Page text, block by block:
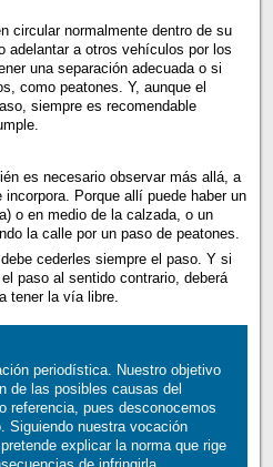
circular normalmente dentro de su
adelantar a otros vehículos por los
una separación adecuada o si
como peatones. Y, aunque el
siempre es recomendable
es necesario observar más allá, a
Porque allí puede haber un
o en medio de la calzada, o un
la calle por un paso de peatones.
cederles siempre el paso. Y si
paso al sentido contrario, deberá
tener la vía libre.
periodística. Nuestro objetivo
de las posibles causas del
referencia, pues desconocemos
Siguiendo nuestra vocación
explicar la norma que rige